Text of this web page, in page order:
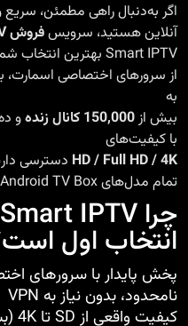
اگر به‌دنبال راهی مطمئن، سریع
آنلاین هستید، سرویسفروش IPTV اندروید باکس
Smart IPTV بهترین انتخاب شماست. با
از سرورهای اختصاصی اسمارت،
به
بیش از150,000 کانال زنده و
با کیفیت‌های
HD / Full HD / 4K دسترسی
تمام مدل‌های Android TV Box قابل اجراست.
انتخاب اول
پخش پایدار با سرورهای
نامحدود، بدون نیاز به VPN
کیفیت واقعی از SD تا 4K (بسته به سرعت اینترنت شما)